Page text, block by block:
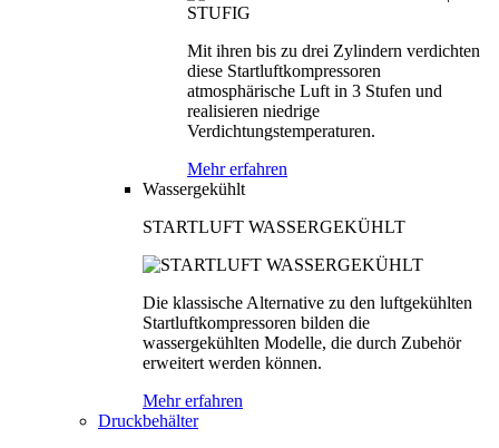
Mit ihren bis zu drei Zylindern verdichten
diese Startluftkompressoren
atmosphärische Luft in 3 Stufen und
realisieren niedrige
Verdichtungstemperaturen.
Mehr erfahren
Wassergekühlt
STARTLUFT WASSERGEKÜHLT
Die klassische Alternative zu den luftgekühlten
Startluftkompressoren bilden die
wassergekühlten Modelle, die durch Zubehör
erweitert werden können.
Mehr erfahren
Druckbehälter